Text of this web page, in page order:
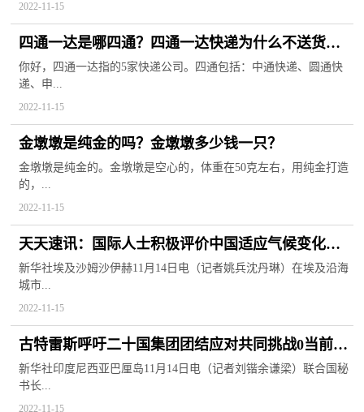
2022-11-15
四通一达是哪四通？四通一达快递为什么不送货上
门？
你好，四通一达指的5家快递公司。四通包括：中通快递、圆通快
递、申...
2022-11-15
金墩墩是纯金的吗？金墩墩多少钱一只？
金墩墩是纯金的。金墩墩是空心的，体重在50克左右，用纯金打造
的，...
2022-11-15
天天速讯：国际人士积极评价中国适应气候变化行
动
新华社埃及沙姆沙伊赫11月14日电（记者姚兵沈丹琳）在埃及沿海
城市...
2022-11-15
古特雷斯呼吁二十国集团团结应对共同挑战0当前讯
息
新华社印度尼西亚巴厘岛11月14日电（记者刘锴余谦梁）联合国秘
书长...
2022-11-15